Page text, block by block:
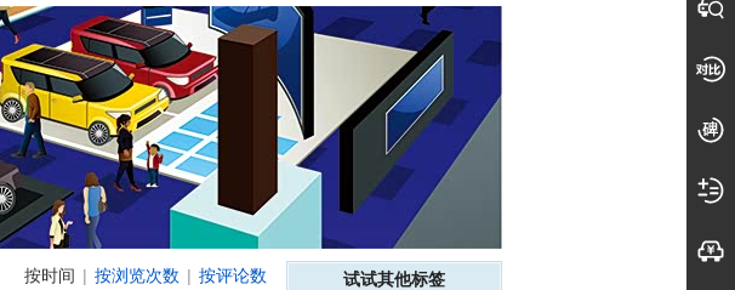
按时间 | 按浏览次数 | 按评论数 试试其他标签